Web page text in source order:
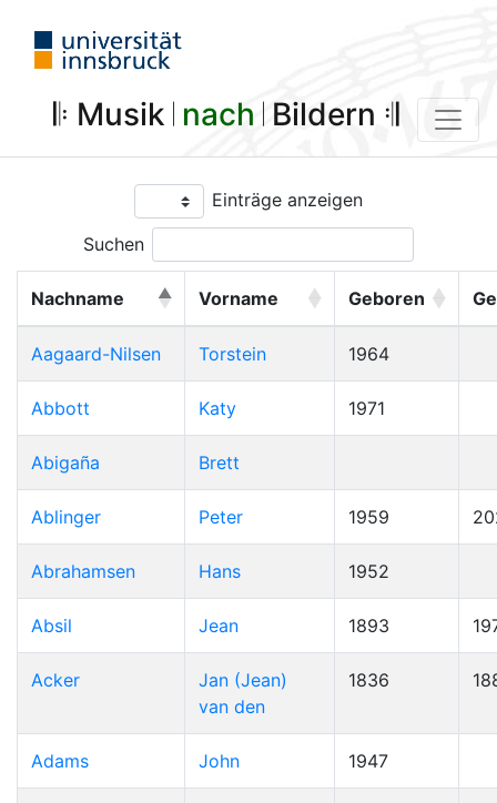
𝄆 Musik 𝄀 nach 𝄀 Bildern 𝄇
Einträge anzeigen
Suchen
Nachname Vorname Geboren
Aagaard-Nilsen Torstein 1964
Abbott Katy 1971
Abigaña Brett
Ablinger Peter 1959
Abrahamsen Hans 1952
Absil Jean 1893
Acker
Jan (Jean)
van den
1836
Adams John 1947